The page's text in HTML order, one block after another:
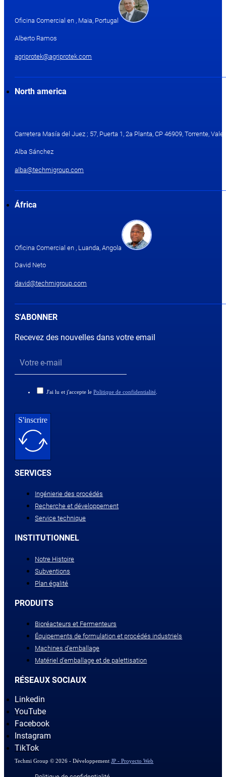
Oficina Comercial en , Maia, Portugal
Alberto Ramos
agriprotek@agriprotek.com
North america
Carretera Masía del Juez ; 57, Puerta 1, 2a Planta, CP 46909, Torrente,
Alba Sánchez
alba@techmigroup.com
África
Oficina Comercial en , Luanda, Angola
David Neto
david@techmigroup.com
S'ABONNER
Recevez des nouvelles dans votre email
J'ai lu et j'accepte lePolitique de confidentialité
S'inscrire
SERVICES
Ingénierie des procédés
Recherche et développement
Service technique
INSTITUTIONNEL
Notre Histoire
Subventions
Plan égalité
PRODUITS
Bioréacteurs et Fermenteurs
Équipements de formulation et procédés industriels
Machines d'emballage
Matériel d'emballage et de palettisation
RÉSEAUX SOCIAUX
Linkedin
YouTube
Facebook
Instagram
TikTok
Techmi Group © 2026 - DéveloppementJP - Proyecto Web